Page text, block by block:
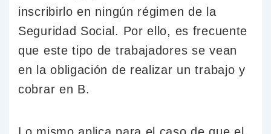
inscribirlo en ningún régimen de la
Seguridad Social. Por ello, es frecuente
que este tipo de trabajadores se vean
en la obligación de realizar un trabajo y
cobrar en B.